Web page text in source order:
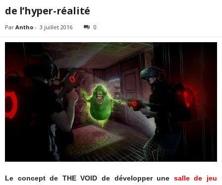
de l’hyper-réalité
Par Antho - 3 juillet 2016 0
Le concept de THE VOID de développer une salle de jeu